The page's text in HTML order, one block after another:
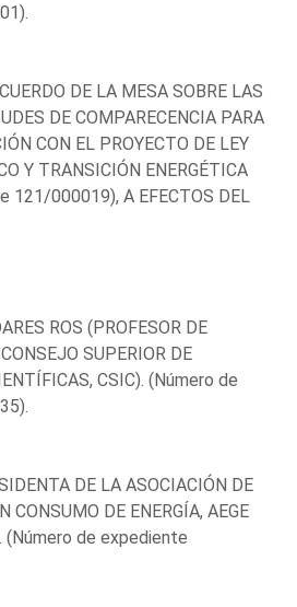
DE LA MESA SOBRE LAS
DE COMPARECENCIA PARA
CON EL PROYECTO DE LEY
Y TRANSICIÓN ENERGÉTICA
121/000019), A EFECTOS DEL
ROS (PROFESOR DE
SUPERIOR DE
CSIC). (Número de
DE LA ASOCIACIÓN DE
CONSUMO DE ENERGÍA, AEGE
(Número de expediente